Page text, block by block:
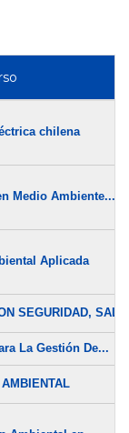
chilena
Medio Ambiente...
Aplicada
SEGURIDAD,
La Gestión De...